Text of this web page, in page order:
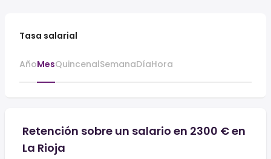
Tasa salarial
AñoMesQuincenalSemanaDíaHora
Retención sobre un salario en 2300 € en
La Rioja